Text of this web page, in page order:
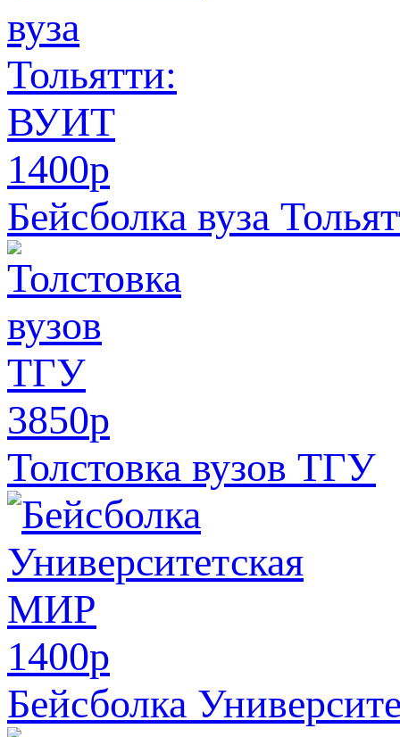
1400p
Бейсболка вуза
3850p
Толстовка вузов ТГУ
1400p
Бейсболка